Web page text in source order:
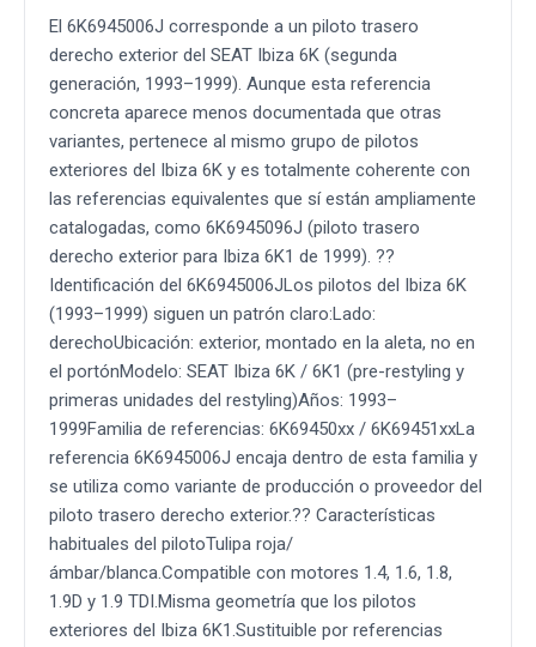
El 6K6945006J corresponde a un piloto trasero
derecho exterior del SEAT Ibiza 6K (segunda
generación, 1993–1999). Aunque esta referencia
concreta aparece menos documentada que otras
variantes, pertenece al mismo grupo de pilotos
exteriores del Ibiza 6K y es totalmente coherente con
las referencias equivalentes que sí están ampliamente
catalogadas, como 6K6945096J (piloto trasero
derecho exterior para Ibiza 6K1 de 1999). ??
Identificación del 6K6945006JLos pilotos del Ibiza 6K
(1993–1999) siguen un patrón claro:Lado:
derechoUbicación: exterior, montado en la aleta, no en
el portónModelo: SEAT Ibiza 6K / 6K1 (pre-restyling y
primeras unidades del restyling)Años: 1993–
1999Familia de referencias: 6K69450xx / 6K69451xxLa
referencia 6K6945006J encaja dentro de esta familia y
se utiliza como variante de producción o proveedor del
piloto trasero derecho exterior.?? Características
habituales del pilotoTulipa roja/
ámbar/blanca.Compatible con motores 1.4, 1.6, 1.8,
1.9D y 1.9 TDI.Misma geometría que los pilotos
exteriores del Ibiza 6K1.Sustituible por referencias